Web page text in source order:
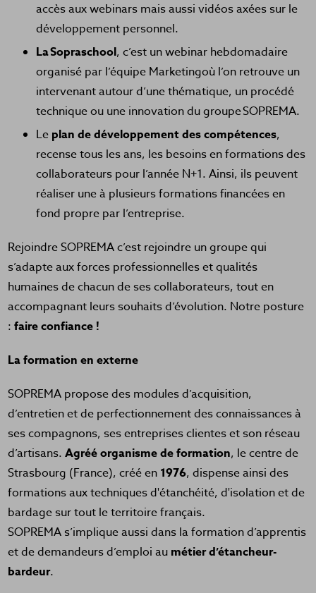
accès aux webinars mais aussi vidéos axées sur le
développement personnel.
La Sopraschool, c’est un webinar hebdomadaire
organisé par l’équipe Marketingoù l’on retrouve un
intervenant autour d’une thématique, un procédé
technique ou une innovation du groupe SOPREMA.
Le plan de développement des compétences,
recense tous les ans, les besoins en formations des
collaborateurs pour l’année N+1. Ainsi, ils peuvent
réaliser une à plusieurs formations financées en
fond propre par l’entreprise.
Rejoindre SOPREMA c’est rejoindre un groupe qui
s’adapte aux forces professionnelles et qualités
humaines de chacun de ses collaborateurs, tout en
accompagnant leurs souhaits d’évolution. Notre posture
:faire confiance !
La formation en externe
SOPREMA propose des modules d’acquisition,
d’entretien et de perfectionnement des connaissances à
ses compagnons, ses entreprises clientes et son réseau
d’artisans.Agréé organisme de formation, le centre de
Strasbourg (France), créé en 1976, dispense ainsi des
formations aux techniques d'étanchéité, d'isolation et de
bardage sur tout le territoire français.
SOPREMA s’implique aussi dans la formation d’apprentis
et de demandeurs d’emploi au métier d’étancheur-
bardeur.